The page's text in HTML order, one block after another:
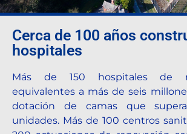
Destination Sport Miami, Florida.
Cerca de 100 años
hospitales
Más de 150 hospitales de
equivalentes a más de seis
dotación de camas que
unidades. Más de 100 centros